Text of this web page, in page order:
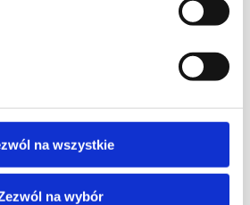
na wszystkie
na wybór
plików 3D
i efektywne
projektu. Nasze modele
pełnej zgodności z różnymi
Zaufaj naszym
przyspieszyć produkcję i
rezultaty w każdym